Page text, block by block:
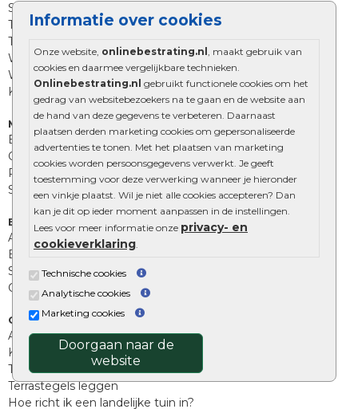
Informatie over cookies
Onze website, onlinebestrating.nl
, maakt gebruik van
cookies en daarmee vergelijkbare technieken.
Onlinebestrating.nl gebruikt functionele cookies om het
gedrag van websitebezoekers na te gaan en de website aan
de hand van deze gegevens te verbeteren. Daarnaast
plaatsen derden marketing cookies om gepersonaliseerde
advertenties te tonen. Met het plaatsen van marketing
cookies worden persoonsgegevens verwerkt. Je geeft
toestemming voor deze verwerking wanneer je hieronder
een vinkje plaatst. Wil je niet alle cookies accepteren? Dan
kan je dit op ieder moment aanpassen in de instellingen.
Lees voor meer informatie onze privacy- en
cookieverklaring
Technische cookies
Analytische cookies
Marketing cookies
Doorgaan naar de
website
Straatstenen
Trommelstenen
Tuinstenen
Waalformaat
Wildverband bestrating
Kingstones
Muurelementen
Betonbielzen
Opsluitbanden
Palissades
Stapelblokken
Extra benodigdheden
Afwatering en diversen
Beplantings en betonelementen
Split, grind en zand
Oprit tegels
Overig
Aanbiedingen
Kunstgras
Tuintegels outlet
Terrastegels leggen
Hoe richt ik een landelijke tuin in?